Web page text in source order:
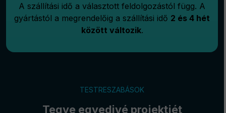
A szállítási idő a választott feldolgozástól függ. A
gyártástól a megrendelőig a szállítási idő 2 és 4 hét
között változik.
TESTRESZABÁSOK
Tegye egyedivé projektjét